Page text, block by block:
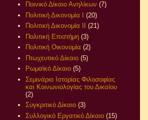
Ποινικό Δίκαιο Ανηλίκων (7)
Πολιτική Δικονομία Ι
(20)
Πολιτική Δικονομία ΙΙ
(21)
Πολιτική Επιστήμη (3)
Πολιτική Οικονομία (2)
Πτωχευτικό Δίκαιο (5)
Ρωμαϊκό Δίκαιο (5)
Σεμινάριο Ιστορίας Φιλοσοφίας
και Κοινωνιολογίας του Δικαίου
(2)
Συγκριτικό Δίκαιο (3)
Συλλογικό Εργατικό Δίκαιο (15)